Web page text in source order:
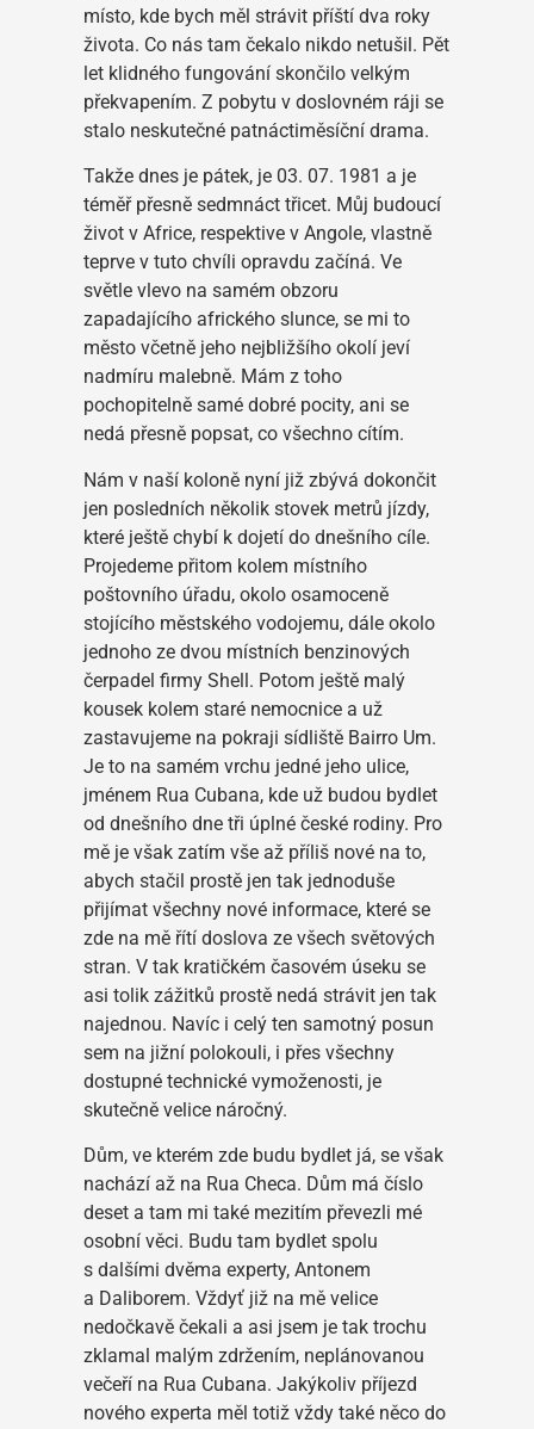
místo, kde bych měl strávit příští dva roky
života. Co nás tam čekalo nikdo netušil. Pět
let klidného fungování skončilo velkým
překvapením. Z pobytu v doslovném ráji se
stalo neskutečné patnáctiměsíční drama.
Takže dnes je pátek, je 03. 07. 1981 a je
téměř přesně sedmnáct třicet. Můj budoucí
život v Africe, respektive v Angole, vlastně
teprve v tuto chvíli opravdu začíná. Ve
světle vlevo na samém obzoru
zapadajícího afrického slunce, se mi to
město včetně jeho nejbližšího okolí jeví
nadmíru malebně. Mám z toho
pochopitelně samé dobré pocity, ani se
nedá přesně popsat, co všechno cítím.
Nám v naší koloně nyní již zbývá dokončit
jen posledních několik stovek metrů jízdy,
které ještě chybí k dojetí do dnešního cíle.
Projedeme přitom kolem místního
poštovního úřadu, okolo osamoceně
stojícího městského vodojemu, dále okolo
jednoho ze dvou místních benzinových
čerpadel firmy Shell. Potom ještě malý
kousek kolem staré nemocnice a už
zastavujeme na pokraji sídliště Bairro Um.
Je to na samém vrchu jedné jeho ulice,
jménem Rua Cubana, kde už budou bydlet
od dnešního dne tři úplné české rodiny. Pro
mě je však zatím vše až příliš nové na to,
abych stačil prostě jen tak jednoduše
přijímat všechny nové informace, které se
zde na mě řítí doslova ze všech světových
stran. V tak kratičkém časovém úseku se
asi tolik zážitků prostě nedá strávit jen tak
najednou. Navíc i celý ten samotný posun
sem na jižní polokouli, i přes všechny
dostupné technické vymoženosti, je
skutečně velice náročný.
Dům, ve kterém zde budu bydlet já, se však
nachází až na Rua Checa. Dům má číslo
deset a tam mi také mezitím převezli mé
osobní věci. Budu tam bydlet spolu
s dalšími dvěma experty, Antonem
a Daliborem. Vždyť již na mě velice
nedočkavě čekali a asi jsem je tak trochu
zklamal malým zdržením, neplánovanou
večeří na Rua Cubana. Jakýkoliv příjezd
nového experta měl totiž vždy také něco do